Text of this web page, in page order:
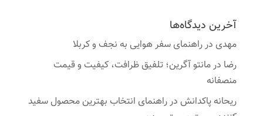
آخرین دیدگاه‌ها
مهدیدرراهنمای سفر هوایی به نجف و کربلا
رضا درمانتو آگرین؛ تلفیق ظرافت، کیفیت و قیمت
منصفانه
ریحانه پاکدانشدرراهنمای انتخاب بهترین محصول سفید